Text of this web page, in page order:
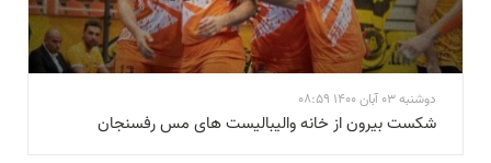
دوشنبه 03 آبان 1400 08:59
شکست بیرون از خانه والیبالیست های مس رفسنجان